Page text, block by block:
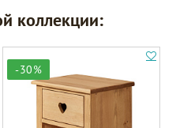
коллекции:
-30%